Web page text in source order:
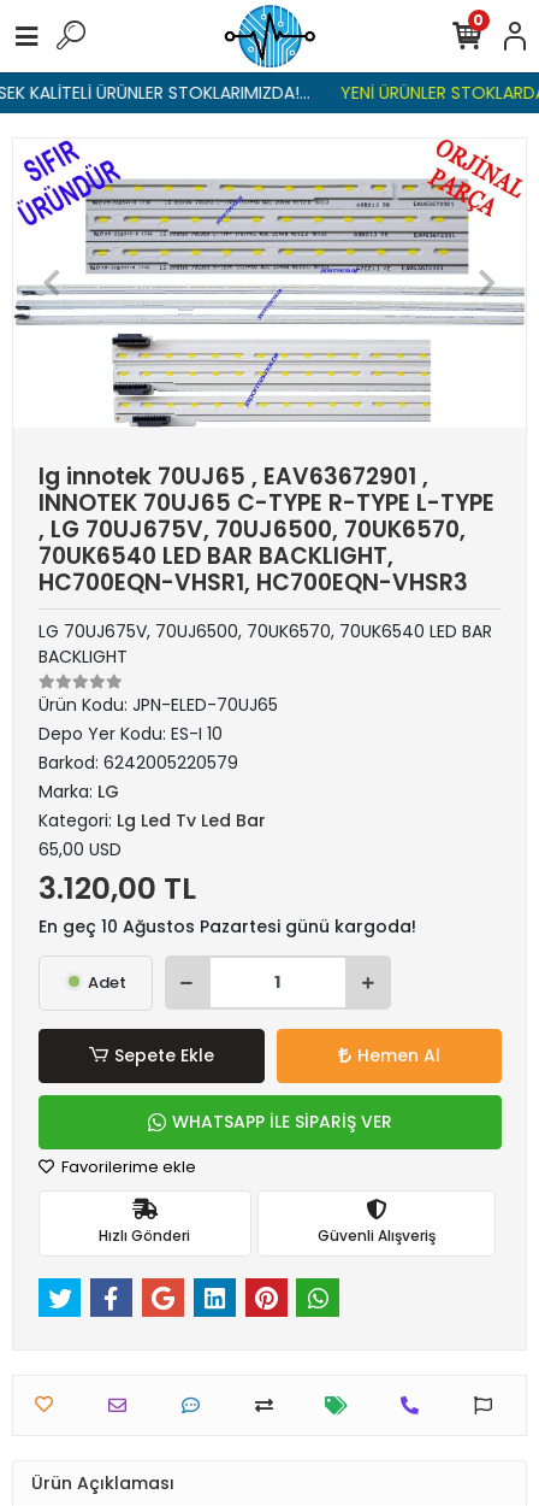
KALİTELİ ÜRÜNLER STOKLARIMIZDA!... YENİ ÜRÜNLER
0
lg innotek 70UJ65 , EAV63672901 ,
INNOTEK 70UJ65 C-TYPE R-TYPE L-TYPE
, LG 70UJ675V, 70UJ6500, 70UK6570,
70UK6540 LED BAR BACKLIGHT,
HC700EQN-VHSR1, HC700EQN-VHSR3
LG 70UJ675V, 70UJ6500, 70UK6570, 70UK6540 LED BAR
BACKLIGHT
Ürün Kodu: JPN-ELED-70UJ65
Depo Yer Kodu: ES-I 10
Barkod: 6242005220579
Marka: LG
Kategori: Lg Led Tv Led Bar
65,00 USD
3.120,00 TL
En geç 10 Ağustos Pazartesi günü kargoda!
Adet
Sepete Ekle Hemen Al
WHATSAPP İLE SİPARİŞ VER
Favorilerime ekle
Hızlı Gönderi Güvenli Alışveriş
Ürün Açıklaması